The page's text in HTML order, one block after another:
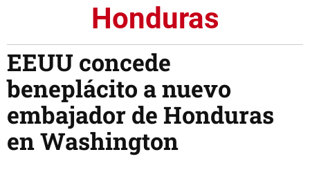
Honduras
EEUU concede
beneplácito a nuevo
embajador de Honduras
en Washington